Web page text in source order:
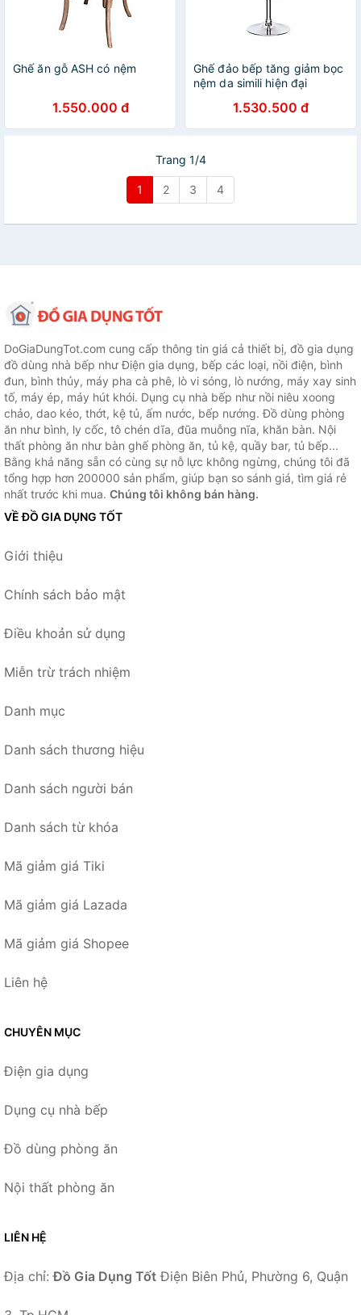
Ghế ăn gỗ ASH có nệm
1.550.000 đ
Ghế đảo bếp tăng giảm bọc
nệm da simili hiện đại
1.530.500 đ
Trang 1/4
1 2 3 4
DoGiaDungTot.com cung cấp thông tin giá cả thiết bị, đồ gia dụng
đồ dùng nhà bếp như Điện gia dụng, bếp các loại, nồi điện, bình
đun, bình thủy, máy pha cà phê, lò vi sóng, lò nướng, máy xay sinh
tố, máy ép, máy hút khói. Dụng cụ nhà bếp như nồi niêu xoong
chảo, dao kéo, thớt, kệ tủ, ấm nước, bếp nướng. Đồ dùng phòng
ăn như bình, ly cốc, tô chén dĩa, đũa muỗng nĩa, khăn bàn. Nội
thất phòng ăn như bàn ghế phòng ăn, tủ kệ, quầy bar, tủ bếp...
Bằng khả năng sẵn có cùng sự nỗ lực không ngừng, chúng tôi đã
tổng hợp hơn 200000 sản phẩm, giúp bạn so sánh giá, tìm giá rẻ
nhất trước khi mua. Chúng tôi không bán hàng.
VỀ ĐỒ GIA DỤNG TỐT
Giới thiệu
Chính sách bảo mật
Điều khoản sử dụng
Miễn trừ trách nhiệm
Danh mục
Danh sách thương hiệu
Danh sách người bán
Danh sách từ khóa
Mã giảm giá Tiki
Mã giảm giá Lazada
Mã giảm giá Shopee
Liên hệ
CHUYÊN MỤC
Điện gia dụng
Dụng cụ nhà bếp
Đồ dùng phòng ăn
Nội thất phòng ăn
LIÊN HỆ
Địa chỉ:Đồ Gia Dụng Tốt Điện Biên Phủ, Phường 6, Quận